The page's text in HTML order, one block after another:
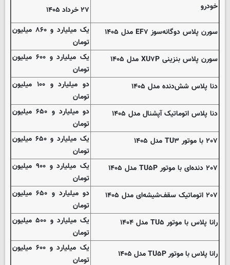
خودرو
۲۷ خرداد ۱۴۰۵
سورن پلاس دوگانه‌سوز EF۷ مدل ۱۴۰۵
یک میلیارد و ۸۶۰ میلیون
تومان
سورن پلاس بنزینی XU۷P مدل ۱۴۰۵
یک میلیارد و ۶۰۰ میلیون
تومان
دنا پلاس شش‌دنده‌ مدل ۱۴۰۵
دو میلیارد و ۱۰۰ میلیون
تومان
دنا پلاس اتوماتیک آپشنال مدل ۱۴۰۵
دو میلیارد و ۶۵۰ میلیون
تومان
۲۰۷ با موتور TU۳ مدل ۱۴۰۵
یک میلیارد و ۶۵۰ میلیون
تومان
۲۰۷ دنده‌ای با موتور TU۵P مدل ۱۴۰۵
یک میلیارد و ۹۰۰ میلیون
تومان
۲۰۷ اتوماتیک سقف‌شیشه‌ای مدل ۱۴۰۵
دو میلیارد و ۶۵۰ میلیون
تومان
رانا پلاس با موتور TU۵ مدل ۱۴۰۴
یک میلیارد و ۵۰۰ میلیون
تومان
رانا پلاس با موتور TU۵P مدل ۱۴۰۵
یک میلیارد و ۶۰۰ میلیون
تومان